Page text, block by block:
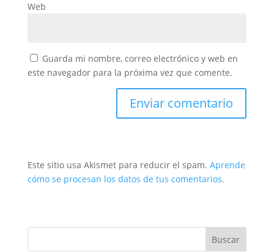
Web
Guarda mi nombre, correo electrónico y web en
este navegador para la próxima vez que comente.
Este sitio usa Akismet para reducir el spam. Aprende
cómo se procesan los datos de tus comentarios.